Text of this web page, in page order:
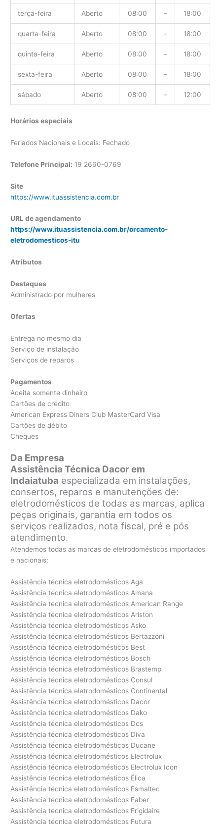
terça-feira Aberto 08:00 – 18:00
quarta-feira Aberto 08:00 – 18:00
quinta-feira Aberto 08:00 – 18:00
sexta-feira Aberto 08:00 – 18:00
sábado Aberto 08:00 – 12:00
Horários especiais
Feriados Nacionais e Locais: Fechado
Telefone Principal: 19 2660-0769
Site
https://www.ituassistencia.com.br
URL de agendamento
https://www.ituassistencia.com.br/orcamento-
eletrodomesticos-itu
Atributos
Destaques
Administrado por mulheres
Ofertas
Entrega no mesmo dia
Serviço de instalação
Serviços de reparos
Pagamentos
Aceita somente dinheiro
Cartões de crédito
American Express Diners Club MasterCard Visa
Cartões de débito
Cheques
Da Empresa
Assistência Técnica Dacor em
Indaiatuba especializada em instalações,
consertos, reparos e manutenções de:
eletrodomésticos de todas as marcas, aplica
peças originais, garantia em todos os
serviços realizados, nota fiscal, pré e pós
atendimento.
Atendemos todas as marcas de eletrodomésticos importados
e nacionais:
Assistência técnica eletrodomésticos Aga
Assistência técnica eletrodomésticos Amana
Assistência técnica eletrodomésticos American Range
Assistência técnica eletrodomésticos Ariston
Assistência técnica eletrodomésticos Asko
Assistência técnica eletrodomésticos Bertazzoni
Assistência técnica eletrodomésticos Best
Assistência técnica eletrodomésticos Bosch
Assistência técnica eletrodomésticos Brastemp
Assistência técnica eletrodomésticos Consul
Assistência técnica eletrodomésticos Continental
Assistência técnica eletrodomésticos Dacor
Assistência técnica eletrodomésticos Dako
Assistência técnica eletrodomésticos Dcs
Assistência técnica eletrodomésticos Diva
Assistência técnica eletrodomésticos Ducane
Assistência técnica eletrodomésticos Electrolux
Assistência técnica eletrodomésticos Electrolux Icon
Assistência técnica eletrodomésticos Élica
Assistência técnica eletrodomésticos Esmaltec
Assistência técnica eletrodomésticos Faber
Assistência técnica eletrodomésticos Frigidaire
Assistência técnica eletrodomésticos Futura